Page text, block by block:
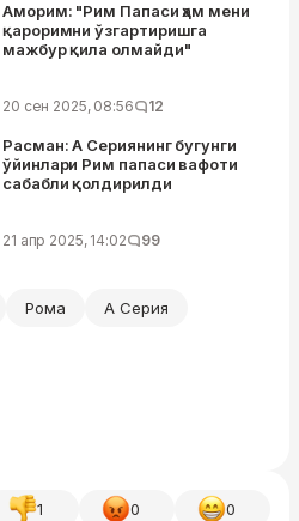
Аморим: "Рим Папаси ҳам мени
қароримни ўзгартиришга
мажбур қила олмайди"
20 сен 2025, 08:56 12
Расман: А Сериянинг бугунги
ўйинлари Рим папаси вафоти
сабабли қолдирилди
21 апр 2025, 14:02 99
Рома А Серия
1 0 0